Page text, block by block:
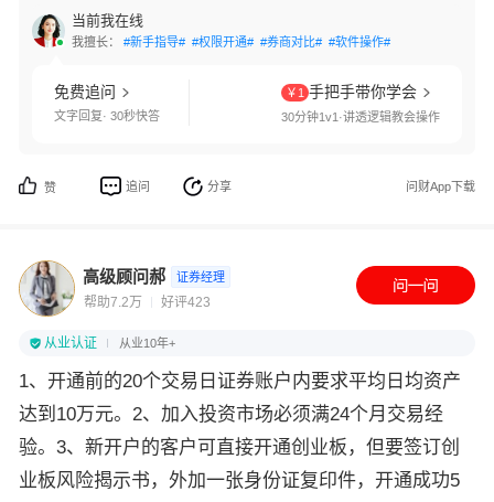
当前我在线
我擅长： #新手指导# #权限开通# #券商对比# #软件操作#
免费追问
文字回复· 30秒快答
￥1 手把手带你学会
30分钟1v1·讲透逻辑教会操作
赞 追问 分享 问财App下载
高级顾问郝 证券经理
帮助7.2万 好评423
从业认证 从业10年+
1、开通前的20个交易日证券账户内要求平均日均资产
达到10万元。2、加入投资市场必须满24个月交易经
验。3、新开户的客户可直接开通创业板，但要签订创
业板风险揭示书，外加一张身份证复印件，开通成功5